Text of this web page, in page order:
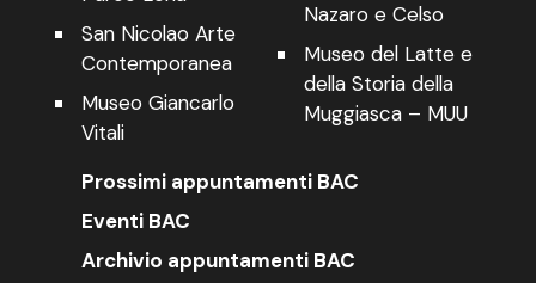
San Nicolao Arte
Contemporanea
Museo Giancarlo
Vitali
Nazaro e Celso
Museo del Latte e
della Storia della
Muggiasca – MUU
Prossimi appuntamenti BAC
Eventi BAC
Archivio appuntamenti BAC